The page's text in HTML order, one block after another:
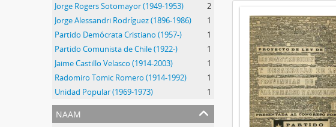
Jorge Rogers Sotomayor (1949-1953)
2
Jorge Alessandri Rodríguez (1896-1986)
1
Partido Demócrata Cristiano (1957-)
1
Partido Comunista de Chile (1922-)
1
Jaime Castillo Velasco (1914-2003)
1
Radomiro Tomic Romero (1914-1992)
1
Unidad Popular (1969-1973)
1
naam